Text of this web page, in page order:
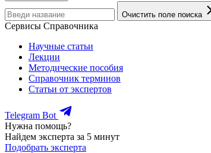
Очистить поле поиска
Сервисы Справочника
Научные статьи
Лекции
Методические пособия
Справочник терминов
Статьи от экспертов
Telegram Bot
Нужна помощь?
Найдем эксперта за 5 минут
Подобрать эксперта